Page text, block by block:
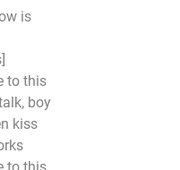
is
to this
boy
kiss